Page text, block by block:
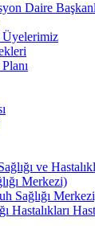
Daire
ve
Merkezi)
Sağlığı
Hastalıkları